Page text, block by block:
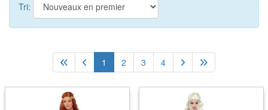
Tri:
1 2 3 4